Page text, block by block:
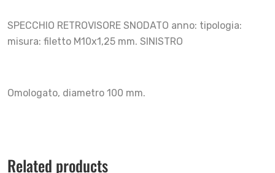
SPECCHIO RETROVISORE SNODATO anno: tipologia:
misura: filetto M10x1,25 mm. SINISTRO
Omologato, diametro 100 mm.
Related products